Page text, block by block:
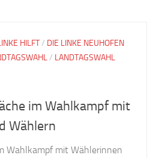
HILFT/ DIE LINKE NEUHOFEN
/ LANDTAGSWAHL
im Wahlkampf mit
Wählern
Wahlkampf mit Wählerinnen